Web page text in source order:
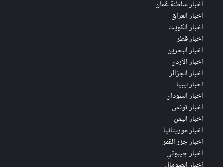
اخبار سلطنة عُمان
اخبار العراق
اخبار الكويت
اخبار قطر
اخبار البحرين
اخبار الأردن
اخبار الجزائر
اخبار ليبيا
اخبار السودان
اخبار تونس
اخبار اليمن
اخبار موريتانيا
اخبار جزر القمر
اخبار جيبوتي